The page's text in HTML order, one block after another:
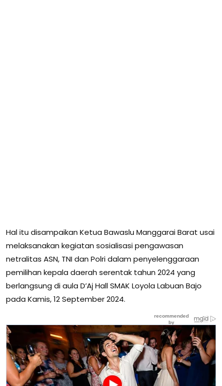
Hal itu disampaikan Ketua Bawaslu Manggarai Barat usai
melaksanakan kegiatan sosialisasi pengawasan
netralitas ASN, TNI dan Polri dalam penyelenggaraan
pemilihan kepala daerah serentak tahun 2024 yang
berlangsung di aula D’Aj Hall SMAK Loyola Labuan Bajo
pada Kamis, 12 September 2024.